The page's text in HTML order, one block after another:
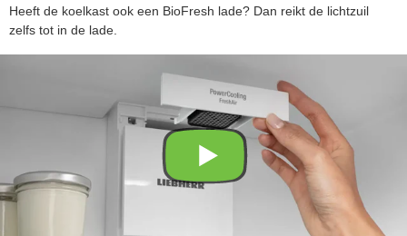
Heeft de koelkast ook een BioFresh lade? Dan reikt de lichtzuil
zelfs tot in de lade.